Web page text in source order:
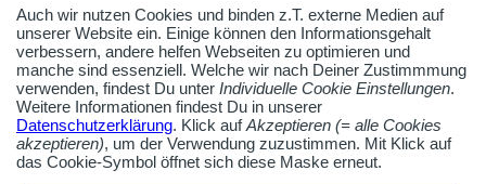
AdSense smARTe inArticle-Anzeige aktivieren
Ob Solo-Selbsständiger, Handwerksbetrieb oder
Industrieunternehmen
Erstelle jetzt ein gratis Firmenprofil für dein Unternehmen:
Auch wir nutzen Cookies und binden z.T. externe Medien auf
unserer Website ein. Einige können den Informationsgehalt
verbessern, andere helfen Webseiten zu optimieren und
manche sind essenziell. Welche wir nach Deiner Zustimmmung
verwenden, findest Du unter Individuelle Cookie Einstellungen.
Weitere Informationen findest Du in unserer
Datenschutzerklärung. Klick aufAkzeptieren (= alle Cookies
akzeptieren), um der Verwendung zuzustimmen. Mit Klick auf
das Cookie-Symbol öffnet sich diese Maske erneut.